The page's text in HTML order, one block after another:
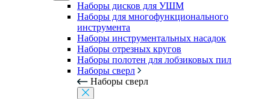
Наборы дисков для УШМ
Наборы для многофункционального
инструмента
Наборы инструментальных насадок
Наборы отрезных кругов
Наборы полотен для лобзиковых пил
Наборы сверл
Наборы сверл